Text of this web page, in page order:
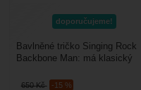
doporučujeme!
650Kč -15 %
Bavlněné tričko Singing Rock
Backbone Man: má klasický
lezci.vpředu a vzadu je...